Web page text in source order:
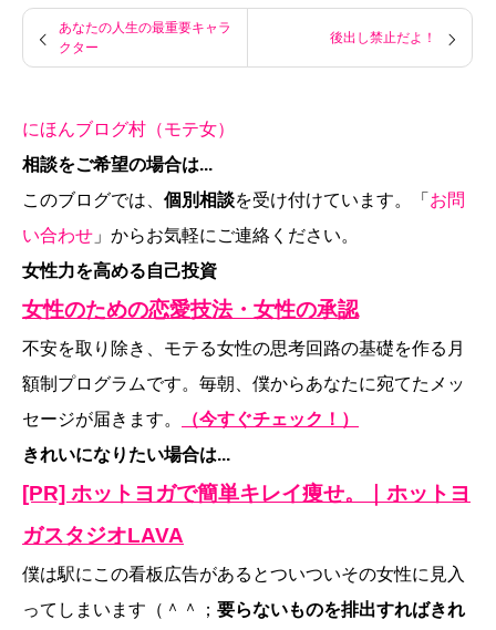
あなたの人生の最重要キャラ
クター
後出し禁止だよ！
にほんブログ村（モテ女）
相談をご希望の場合は...
このブログでは、 個別相談を受け付けています。「 お問
い合わせ 」からお気軽にご連絡ください。
女性力を高める自己投資
女性のための恋愛技法・女性の承認
不安を取り除き、モテる女性の思考回路の基礎を作る月
額制プログラムです。毎朝、僕からあなたに宛てたメッ
セージが届きます。
（今すぐチェック！）
きれいになりたい場合は...
[PR] ホットヨガで簡単キレイ痩せ。｜ホットヨ
ガスタジオLAVA
僕は駅にこの看板広告があるとついついその女性に見入
ってしまいます（＾＾； 要らないものを排出すればきれ